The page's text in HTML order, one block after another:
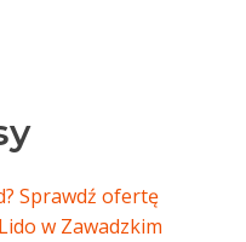
Sprawdź ofertę
w Zawadzkim